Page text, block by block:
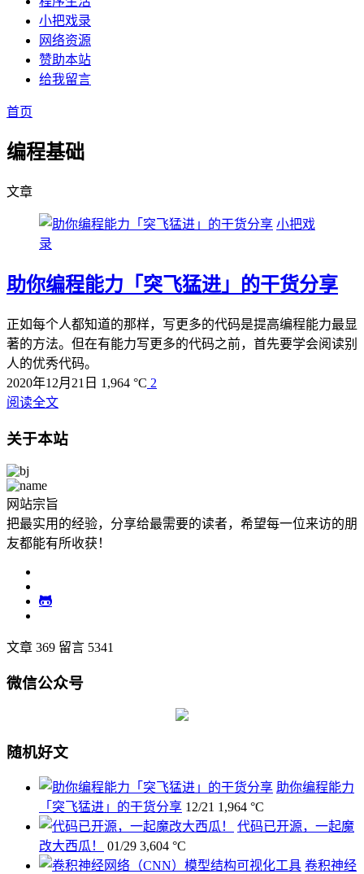
小把戏录
网络资源
赞助本站
给我留言
首页
编程基础
文章
小把戏
录
助你编程能力「突飞猛进」的干货分享
正如每个人都知道的那样，写更多的代码是提高编程能力最显
著的方法。但在有能力写更多的代码之前，首先要学会阅读别
人的优秀代码。
2020年12月21日 1,964 °C 2
阅读全文
关于本站
网站宗旨
把最实用的经验，分享给最需要的读者，希望每一位来访的朋
友都能有所收获！
文章 369 留言 5341
微信公众号
随机好文
助你编程能力
「突飞猛进」的干货分享 12/21 1,964 °C
代码已开源，一起魔
改大西瓜！
01/29 3,604 °C
卷积神经